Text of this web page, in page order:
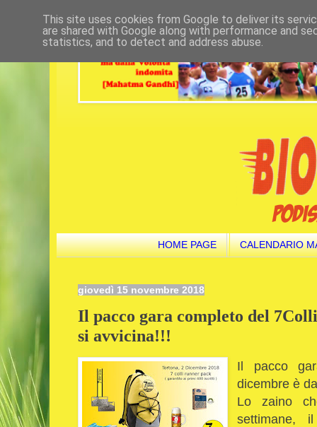
HOME PAGE CALENDARIO
giovedì 15 novembre 2018
Il pacco gara completo del
si avvicina!!!
Il pacco
dicembre è
Lo zaino
settimane,
This site uses cookies from Google to deliver its
are shared with Google along with performance and
statistics, and to detect and address abuse.